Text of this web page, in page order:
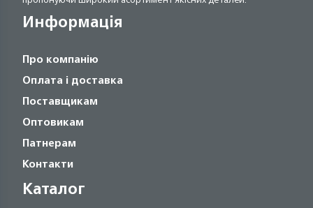
Информація
Про компанію
Оплата і доставка
Поставщикам
Оптовикам
Патнерам
Контакти
Каталог